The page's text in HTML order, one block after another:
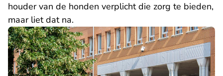
houder van de honden verplicht die zorg te bieden,
maar liet dat na.